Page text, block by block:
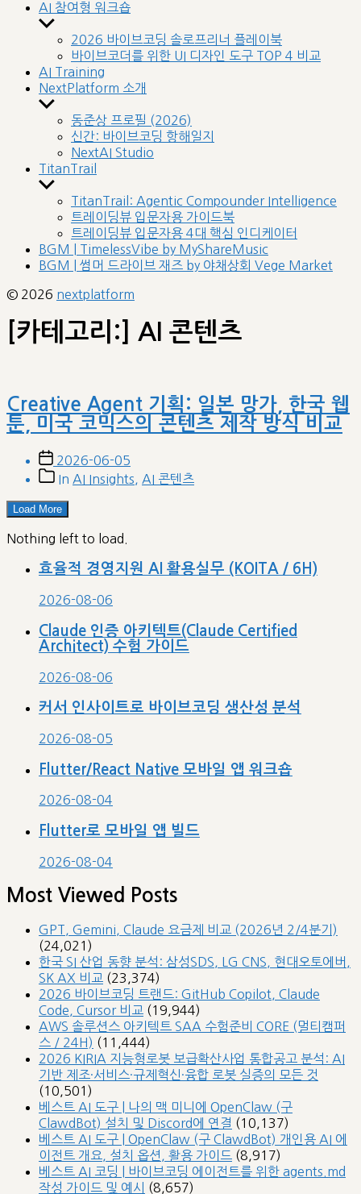
AI 참여형 워크숍
Show
sub
menu
2026 바이브코딩 솔로프리너 플레이북
바이브코더를 위한 UI 디자인 도구 TOP 4 비교
AI Training
NextPlatform 소개
Show
sub
menu
동준상 프로필 (2026)
신간: 바이브코딩 항해일지
NextAI Studio
TitanTrail
Show
sub
menu
TitanTrail: Agentic Compounder Intelligence
트레이딩뷰 입문자용 가이드북
트레이딩뷰 입문자용 4대 핵심 인디케이터
BGM | TimelessVibe by MyShareMusic
BGM | 썸머 드라이브 재즈 by 야채상회 Vege Market
© 2026 nextplatform
[카테고리:] AI 콘텐츠
Creative Agent 기획: 일본 망가, 한국 웹
툰, 미국 코믹스의 콘텐츠 제작 방식 비교
Post
date
2026-06-05
PostIn AI Insights AI 콘텐츠
Load More
Nothing left to load.
효율적 경영지원 AI 활용실무 (KOITA / 6H)
2026-08-06
Claude 인증 아키텍트(Claude Certified
Architect) 수험 가이드
2026-08-06
커서 인사이트로 바이브코딩 생산성 분석
2026-08-05
Flutter/React Native 모바일 앱 워크숍
2026-08-04
Flutter로 모바일 앱 빌드
2026-08-04
Most Viewed Posts
GPT, Gemini, Claude 요금제 비교 (2026년 2/4분기)
(24,021)
한국 SI 산업 동향 분석: 삼성SDS, LG CNS, 현대오토에버,
SK AX 비교 (23,374)
2026 바이브코딩 트랜드: GitHub Copilot, Claude
Code, Cursor 비교 (19,944)
AWS 솔루션스 아키텍트 SAA 수험준비 CORE (멀티캠퍼
스 / 24H) (11,444)
2026 KIRIA 지능형로봇 보급확산사업 통합공고 분석: AI
기반 제조·서비스·규제혁신·융합 로봇 실증의 모든 것
(10,501)
베스트 AI 도구 | 나의 맥 미니에 OpenClaw (구
ClawdBot) 설치 및 Discord에 연결 (10,137)
베스트 AI 도구 | OpenClaw (구 ClawdBot) 개인용 AI 에
이전트 개요, 설치 옵션, 활용 가이드 (8,917)
베스트 AI 코딩 | 바이브코딩 에이전트를 위한 agents.md
작성 가이드 및 예시
(8,657)